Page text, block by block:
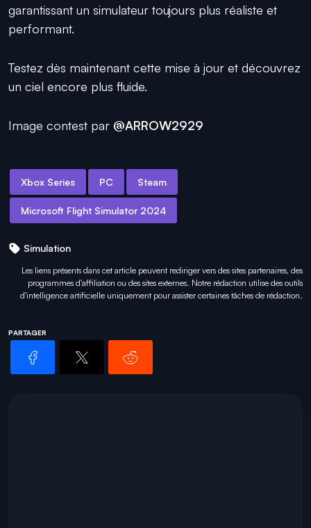
garantissant un simulateur toujours plus réaliste et
performant.
Testez dès maintenant cette mise à jour et découvrez
un ciel encore plus fluide.
Image contest par @ARROW2929
Xbox Series PC Steam
Microsoft Flight Simulator 2024
Simulation
Les liens présents dans cet article peuvent rediriger vers des sites partenaires, des
programmes d'affiliation ou des sites externes. Notre rédaction utilise des outils
d'intelligence artificielle uniquement pourassister certaines tâches de rédaction.
PARTAGER